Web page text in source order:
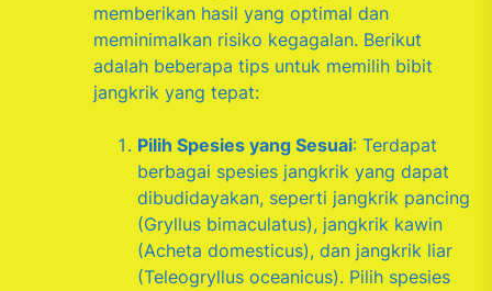
memberikan hasil yang optimal dan
meminimalkan risiko kegagalan. Berikut
adalah beberapa tips untuk memilih bibit
jangkrik yang tepat:
Pilih Spesies yang Sesuai: Terdapat
berbagai spesies jangkrik yang dapat
dibudidayakan, seperti jangkrik pancing
(Gryllus bimaculatus), jangkrik kawin
(Acheta domesticus), dan jangkrik liar
(Teleogryllus oceanicus). Pilih spesies